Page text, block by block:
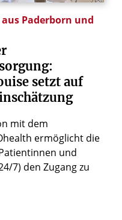
Paderborn und
setzt auf
mit dem
ermöglicht die
und
7) den Zugang zu